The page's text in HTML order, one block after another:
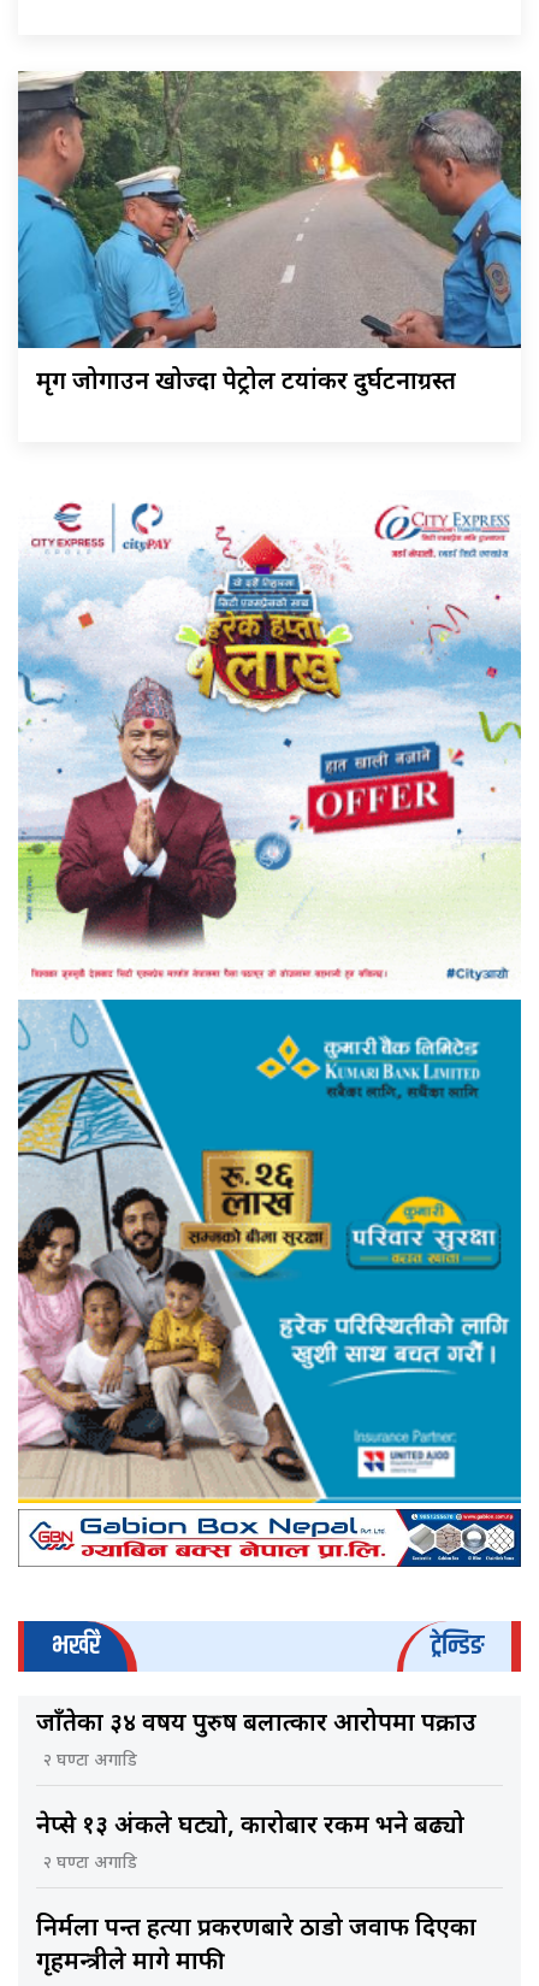
मृग जोगाउन खोज्दा पेट्रोल टयांकर दुर्घटनाग्रस्त
भर्खरै ट्रेन्डिङ
जाँतेका ३४ वर्षीय पुरुष बलात्कार आरोपमा पक्राउ
२ घण्टा अगाडि
नेप्से १३ अंकले घट्यो, कारोबार रकम भने बढ्यो
२ घण्टा अगाडि
निर्मला पन्त हत्या प्रकरणबारे ठाडो जवाफ दिएका
गृहमन्त्रीले मागे माफी